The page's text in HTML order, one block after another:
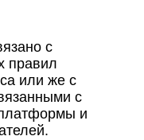
с
правил
или же с
с
и